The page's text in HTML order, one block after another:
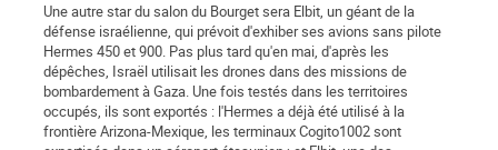
Une autre star du salon du Bourget sera Elbit, un géant de la
défense israélienne, qui prévoit d'exhiber ses avions sans pilote
Hermes 450 et 900. Pas plus tard qu'en mai, d'après les
dépêches, Israël utilisait les drones dans des missions de
bombardement à Gaza. Une fois testés dans les territoires
occupés, ils sont exportés : l'Hermes a déjà été utilisé à la
frontière Arizona-Mexique, les terminaux Cogito1002 sont